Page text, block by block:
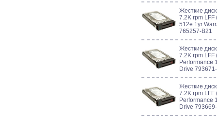
Жесткие
7.2K rpm LFF
512e 1yr
765257-B21
Жесткие
7.2K rpm LFF
Performance
Drive
Жесткие
7.2K rpm LFF
Performance
Drive